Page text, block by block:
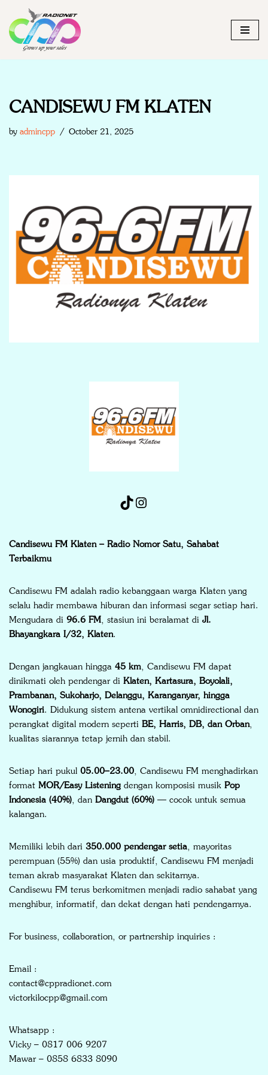
Skip
to
content
CANDISEWU FM KLATEN
by admincpp October 21, 2025
Candisewu FM Klaten – Radio Nomor Satu, Sahabat
Terbaikmu
Candisewu FM adalah radio kebanggaan warga Klaten yang
selalu hadir membawa hiburan dan informasi segar setiap hari.
Mengudara di 96.6 FM , stasiun ini beralamat di Jl.
Bhayangkara I/32, Klaten.
Dengan jangkauan hingga 45 km , Candisewu FM dapat
dinikmati oleh pendengar di Klaten, Kartasura, Boyolali,
Prambanan, Sukoharjo, Delanggu, Karanganyar, hingga
Wonogiri. Didukung sistem antena vertikal omnidirectional dan
perangkat digital modern seperti BE, Harris, DB, dan Orban,
kualitas siarannya tetap jernih dan stabil.
Setiap hari pukul 05.00–23.00 , Candisewu FM menghadirkan
format MOR/Easy Listening dengan komposisi musik Pop
Indonesia (40%) , dan Dangdut (60%) — cocok untuk semua
kalangan.
Memiliki lebih dari 350.000 pendengar setia , mayoritas
perempuan (55%) dan usia produktif, Candisewu FM menjadi
teman akrab masyarakat Klaten dan sekitarnya.
Candisewu FM terus berkomitmen menjadi radio sahabat yang
menghibur, informatif, dan dekat dengan hati pendengarnya.
For business, collaboration, or partnership inquiries :
Email :
contact@cppradionet.com
victorkilocpp@gmail.com
Whatsapp :
Vicky – 0817 006 9207
Mawar – 0858 6833 8090